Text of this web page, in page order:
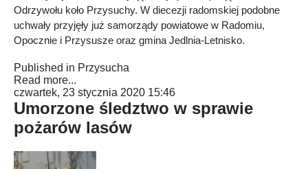
Odrzywołu koło Przysuchy. W diecezji radomskiej podobne
uchwały przyjęły już samorządy powiatowe w Radomiu,
Opocznie i Przysusze oraz gmina Jedlnia-Letnisko.
Published in Przysucha
Read more...
czwartek, 23 stycznia 2020 15:46
Umorzone śledztwo w sprawie
pożarów lasów